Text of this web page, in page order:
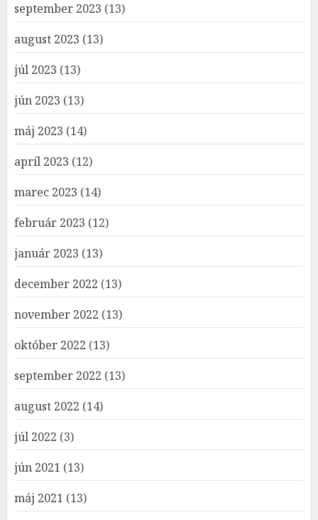
september 2023 (13)
august 2023 (13)
júl 2023 (13)
jún 2023 (13)
máj 2023 (14)
apríl 2023 (12)
marec 2023 (14)
február 2023 (12)
január 2023 (13)
december 2022 (13)
november 2022 (13)
október 2022 (13)
september 2022 (13)
august 2022 (14)
júl 2022 (3)
jún 2021 (13)
máj 2021 (13)